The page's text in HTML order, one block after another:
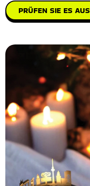
PRÜFEN SIE ES AUS